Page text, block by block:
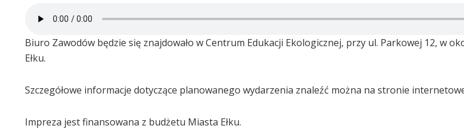
Biuro Zawodów będzie się znajdowało w Centrum Edukacji Ekologicznej, przy ul. Parkowej 12, w
Ełku.
Szczegółowe informacje dotyczące planowanego wydarzenia znaleźć można na stronie
Impreza jest finansowana z budżetu Miasta Ełku.